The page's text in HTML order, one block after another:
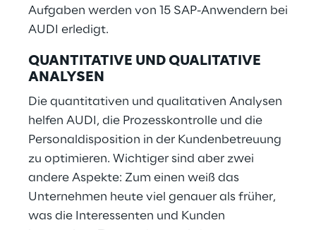
Aufgaben werden von 15 SAP-Anwendern bei
AUDI erledigt.
QUANTITATIVE UND QUALITATIVE
ANALYSEN
Die quantitativen und qualitativen Analysen
helfen AUDI, die Prozesskontrolle und die
Personaldisposition in der Kundenbetreuung
zu optimieren. Wichtiger sind aber zwei
andere Aspekte: Zum einen weiß das
Unternehmen heute viel genauer als früher,
was die Interessenten und Kunden